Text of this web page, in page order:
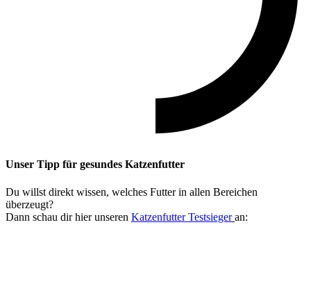
Unser Tipp für gesundes Katzenfutter
Du willst direkt wissen, welches Futter in allen Bereichen
überzeugt?
Dann schau dir hier unseren Katzenfutter Testsieger an: